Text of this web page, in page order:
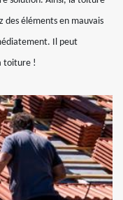
des éléments en mauvais
Il peut
toiture !